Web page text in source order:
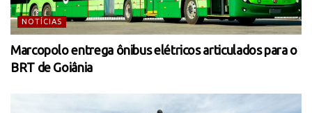
NOTÍCIAS
Marcopolo entrega ônibus elétricos articulados para o
BRT de Goiânia